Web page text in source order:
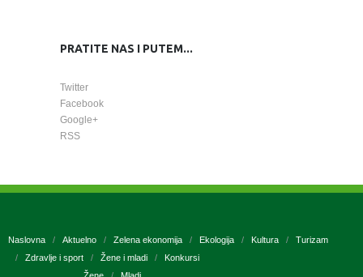
PRATITE NAS I PUTEM...
Twitter
Facebook
Google+
RSS
Naslovna Aktuelno Zelena ekonomija Ekologija Kultura
Turizam
Zdravlje i sport
Žene i mladi
Konkursi